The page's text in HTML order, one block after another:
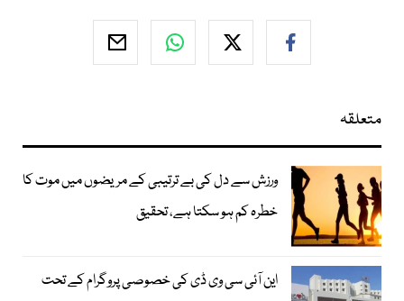
متعلقہ
ورزش سے دل کی بے ترتیبی کے مریضوں میں موت کا
خطرہ کم ہو سکتا ہے، تحقیق
این آئی سی وی ڈی کی خصوصی پروگرام کے تحت